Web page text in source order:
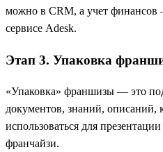
можно в CRM, а учет
сервисе Adesk.
Этап 3. Упаковка
«Упаковка» франшизы — это
документов, знаний, описаний,
использоваться для
франчайзи.